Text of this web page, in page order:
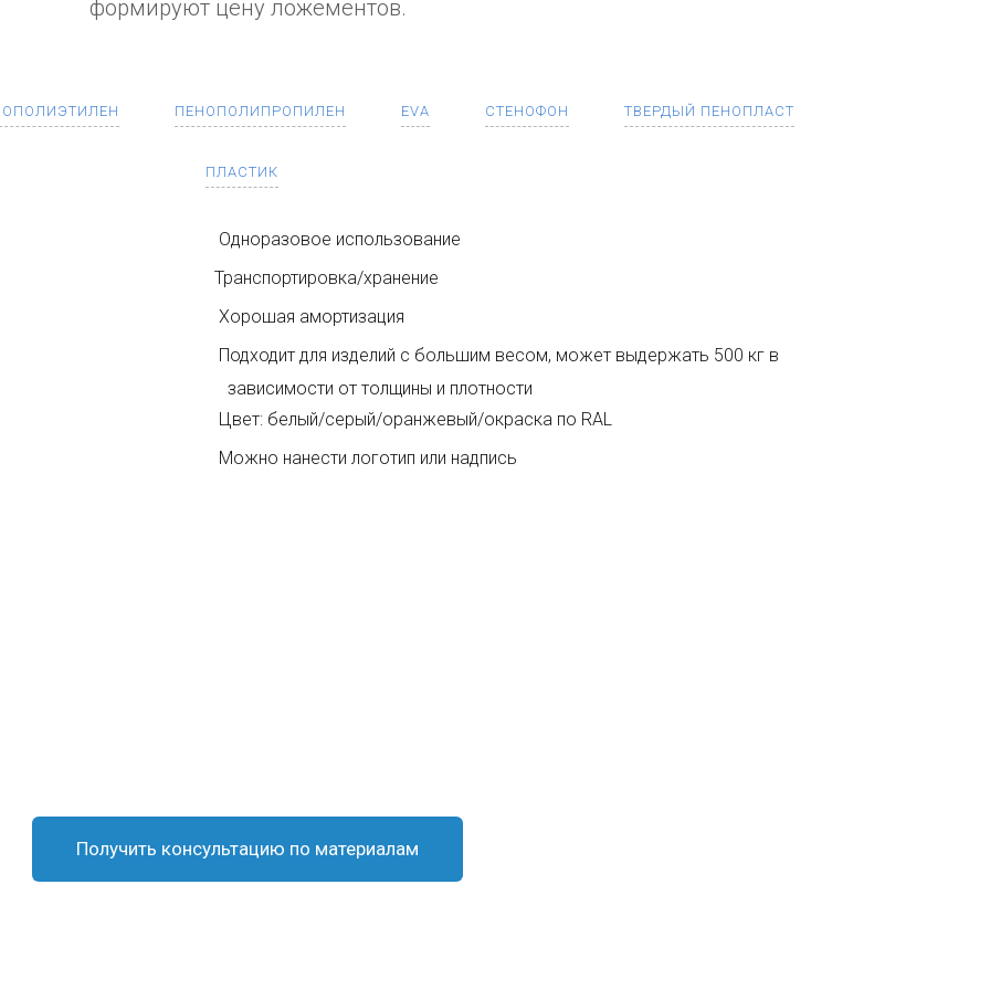
формируют цену ложементов.
ПЕНОПОЛИПРОПИЛЕН EVA СТЕНОФОН ТВЕРДЫЙ ПЕНОПЛАСТ
ПЛАСТИК
Одноразовое использование
Транспортировка/хранение
Хорошая амортизация
Подходит для изделий с большим весом, может выдержать 500 кг в
зависимости от толщины и плотности
Цвет: белый/серый/оранжевый/окраска по RAL
Можно нанести логотип или надпись
Получить консультацию по материалам